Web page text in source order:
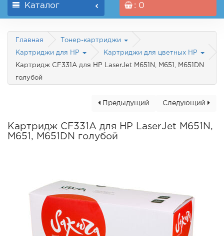
Каталог : 0
Главная Тонер-картриджи
Картриджи для HP Картриджи для цветных HP
Картридж CF331A для HP LaserJet M651N, M651, M651DN
голубой
Следующий
Предыдущий
Картридж CF331A для HP LaserJet M651N,
M651, M651DN голубой